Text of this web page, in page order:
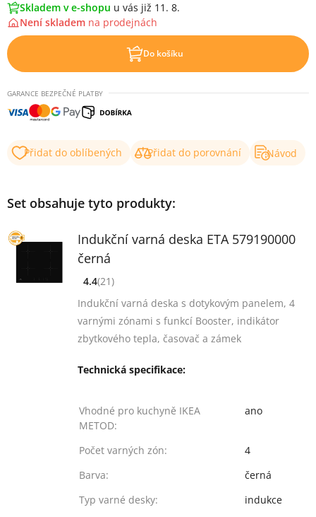
Skladem v e-shopu u vás již 11. 8.
Není skladem na prodejnách
Do košíku
GARANCE BEZPEČNÉ PLATBY
Přidat do oblíbených Přidat do porovnání Návod
Set obsahuje tyto produkty:
Indukční varná deska ETA 579190000
černá
[common_new:review_aria]
([common_new:rating_count] 21)
4.4
z 5
4.4(21)
Indukční varná deska s dotykovým panelem, 4
varnými zónami s funkcí Booster, indikátor
zbytkového tepla, časovač a zámek
Technická specifikace:
Vhodné pro kuchyně IKEA
METOD:
ano
Počet varných zón:
4
Barva:
černá
Typ varné desky:
indukce